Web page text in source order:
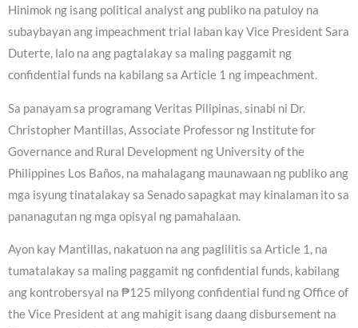
Hinimok ng isang political analyst ang publiko na patuloy na
subaybayan ang impeachment trial laban kay Vice President Sara
Duterte, lalo na ang pagtalakay sa maling paggamit ng
confidential funds na kabilang sa Article 1 ng impeachment.
Sa panayam sa programang Veritas Pilipinas, sinabi ni Dr.
Christopher Mantillas, Associate Professor ng Institute for
Governance and Rural Development ng University of the
Philippines Los Baños, na mahalagang maunawaan ng publiko ang
mga isyung tinatalakay sa Senado sapagkat may kinalaman ito sa
pananagutan ng mga opisyal ng pamahalaan.
Ayon kay Mantillas, nakatuon na ang paglilitis sa Article 1, na
tumatalakay sa maling paggamit ng confidential funds, kabilang
ang kontrobersyal na ₱125 milyong confidential fund ng Office of
the Vice President at ang mahigit isang daang disbursement na